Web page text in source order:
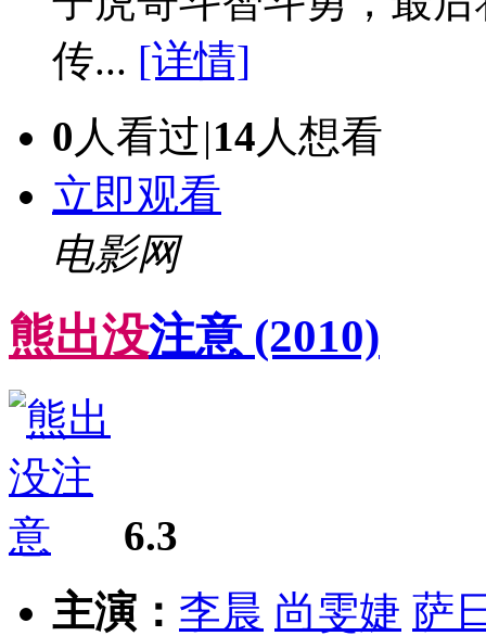
传... [详情]
0 人看过|14人想看
立即观看
电影网
熊出没注意 (2010)
6.3
主演： 李晨 尚雯婕 萨